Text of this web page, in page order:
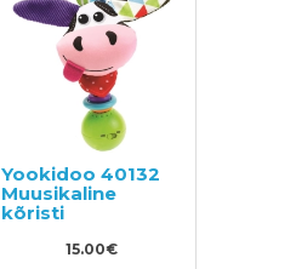
Yookidoo 40132
Muusikaline
kõristi
15.00€